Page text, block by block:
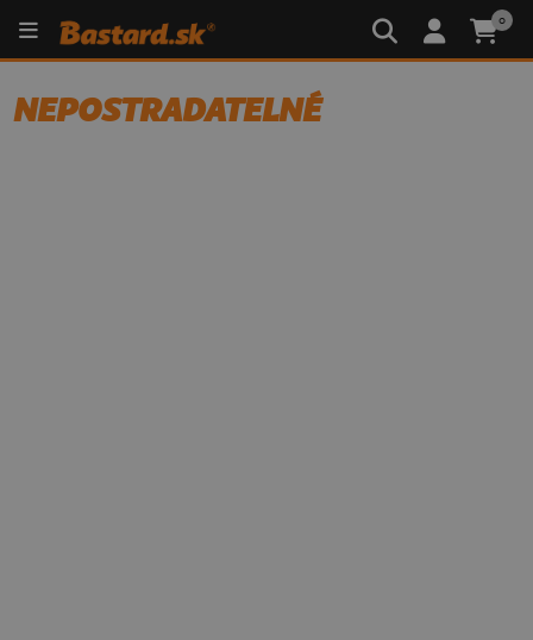
0
NEPOSTRADATELNÉ